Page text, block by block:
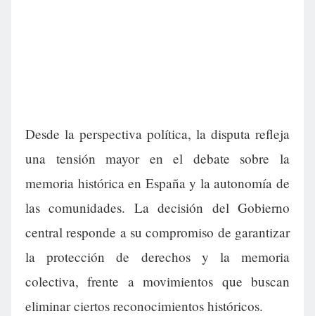
Desde la perspectiva política, la disputa refleja
una tensión mayor en el debate sobre la
memoria histórica en España y la autonomía de
las comunidades. La decisión del Gobierno
central responde a su compromiso de garantizar
la protección de derechos y la memoria
colectiva, frente a movimientos que buscan
eliminar ciertos reconocimientos históricos.